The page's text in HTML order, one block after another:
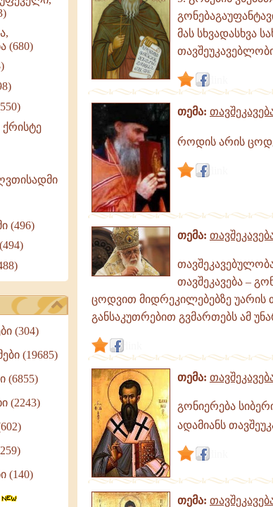
(680)
(496)
(304)
(19685)
(6855)
(2243)
(140)
მას სხვადასხვა
თემა:
როდის არის
თემა:
თავშეკავება –
ცოდვით მიდრეკილებებზე უარის
განსაკუთრებით გვმართებს ამ
თემა:
გონიერება
ადამიანს
თემა: